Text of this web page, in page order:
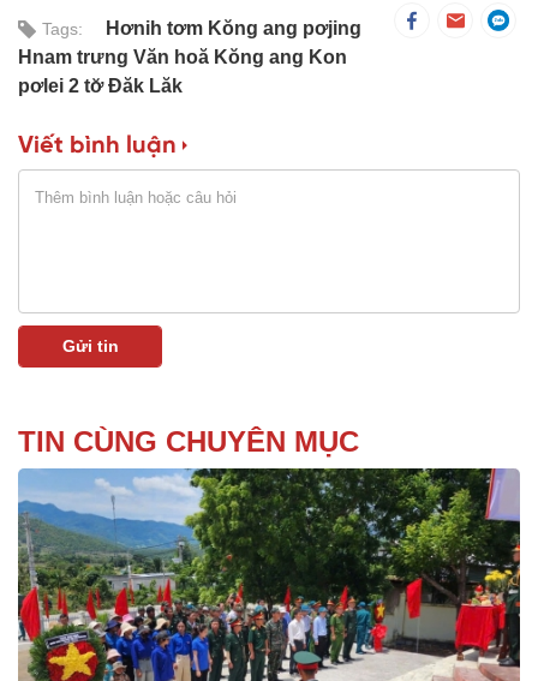
Tags:
Hơnih tơm Kŏng ang pơjing
Hnam trưng Văn hoă Kŏng ang Kon
pơlei 2 tơ̆ Đăk Lăk
Viết bình luận
TIN CÙNG CHUYÊN MỤC